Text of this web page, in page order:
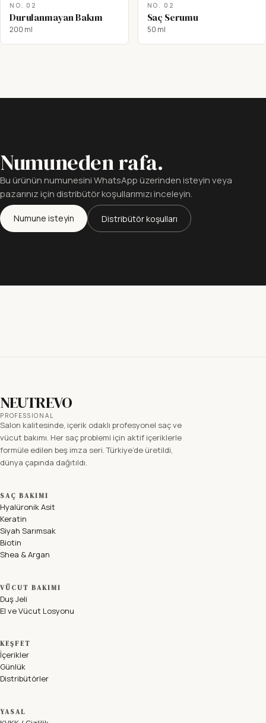
NO. 02
Durulanmayan Bakım
200 ml
NO. 02
Saç Serumu
50 ml
Numuneden rafa.
Bu ürünün numunesini WhatsApp üzerinden isteyin veya
pazarınız için distribütör koşullarımızı inceleyin.
Numune isteyin Distribütör koşulları
NEUTREVO
PROFESSIONAL
Salon kalitesinde, içerik odaklı profesyonel saç ve
vücut bakımı. Her saç problemi için aktif içeriklerle
formüle edilen beş imza seri. Türkiye’de üretildi,
dünya çapında dağıtıldı.
SAÇ BAKIMI
Hyalüronik Asit
Keratin
Siyah Sarımsak
Biotin
Shea & Argan
VÜCUT BAKIMI
Duş Jeli
El ve Vücut Losyonu
KEŞFET
İçerikler
Günlük
Distribütörler
YASAL